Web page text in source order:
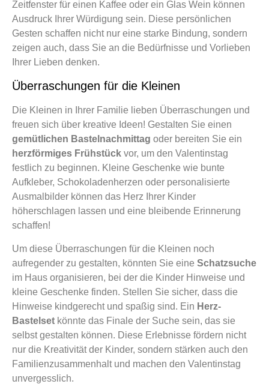
Zeitfenster für einen Kaffee oder ein Glas Wein können
Ausdruck Ihrer Würdigung sein. Diese persönlichen
Gesten schaffen nicht nur eine starke Bindung, sondern
zeigen auch, dass Sie an die Bedürfnisse und Vorlieben
Ihrer Lieben denken.
Überraschungen für die Kleinen
Die Kleinen in Ihrer Familie lieben Überraschungen und
freuen sich über kreative Ideen! Gestalten Sie einen
gemütlichen Bastelnachmittag oder bereiten Sie ein
herzförmiges Frühstück vor, um den Valentinstag
festlich zu beginnen. Kleine Geschenke wie bunte
Aufkleber, Schokoladenherzen oder personalisierte
Ausmalbilder können das Herz Ihrer Kinder
höherschlagen lassen und eine bleibende Erinnerung
schaffen!
Um diese Überraschungen für die Kleinen noch
aufregender zu gestalten, könnten Sie eine Schatzsuche
im Haus organisieren, bei der die Kinder Hinweise und
kleine Geschenke finden. Stellen Sie sicher, dass die
Hinweise kindgerecht und spaßig sind. Ein Herz-
Bastelset könnte das Finale der Suche sein, das sie
selbst gestalten können. Diese Erlebnisse fördern nicht
nur die Kreativität der Kinder, sondern stärken auch den
Familienzusammenhalt und machen den Valentinstag
unvergesslich.